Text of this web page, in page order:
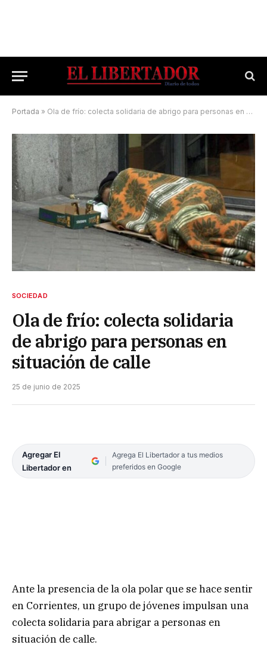
Portada » Ola de frío: colecta solidaria de abrigo para personas en situación de calle
SOCIEDAD
Ola de frío: colecta solidaria
de abrigo para personas en
situación de calle
25 de junio de 2025
Agregar El
Libertador en
Agrega El Libertador a tus medios
preferidos en Google
Ante la presencia de la ola polar que se hace sentir
en Corrientes, un grupo de jóvenes impulsan una
colecta solidaria para abrigar a personas en
situación de calle.